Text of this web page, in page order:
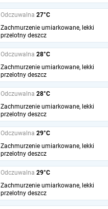
Odczuwalna 27°C
Zachmurzenie umiarkowane, lekki
przelotny deszcz
Odczuwalna 28°C
Zachmurzenie umiarkowane, lekki
przelotny deszcz
Odczuwalna 28°C
Zachmurzenie umiarkowane, lekki
przelotny deszcz
Odczuwalna 29°C
Zachmurzenie umiarkowane, lekki
przelotny deszcz
Odczuwalna 29°C
Zachmurzenie umiarkowane, lekki
przelotny deszcz